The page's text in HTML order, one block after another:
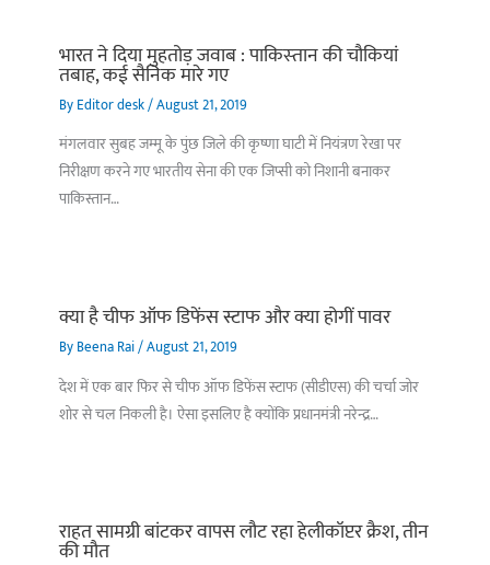
भारत ने दिया मुहतोड़ जवाब : पाकिस्‍तान की चौकियां
तबाह, कई सैनिक मारे गए
ByEditor desk/August 21, 2019
मंगलवार सुबह जम्मू के पुंछ जिले की कृष्णा घाटी में नियंत्रण रेखा पर
निरीक्षण करने गए भारतीय सेना की एक जिप्सी को निशानी बनाकर
पाकिस्तान…
क्या है चीफ ऑफ डिफेंस स्टाफ और क्या होगीं पावर
ByBeena Rai/August 21, 2019
देश में एक बार फिर से चीफ ऑफ डिफेंस स्टाफ (सीडीएस) की चर्चा जोर
शोर से चल निकली है। ऐसा इसलिए है क्योंकि प्रधानमंत्री नरेन्द्र…
राहत सामग्री बांटकर वापस लौट रहा हेलीकॉप्टर क्रैश, तीन
की मौत